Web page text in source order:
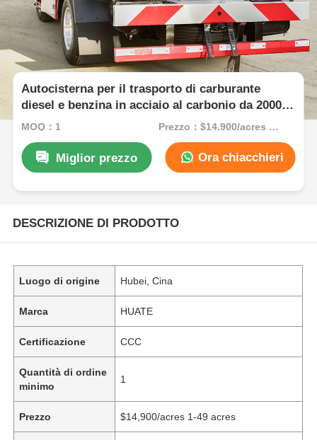
Autocisterna per il trasporto di carburante
diesel e benzina in acciaio al carbonio da 2000
litri
MOQ：1 Prezzo：$14,900/acres 1-49 acres
Miglior prezzo Ora chiacchieri
DESCRIZIONE DI PRODOTTO
Luogo di origine Hubei, Cina
Marca HUATE
Certificazione CCC
Quantità di ordine
minimo
1
Prezzo $14,900/acres 1-49 acres